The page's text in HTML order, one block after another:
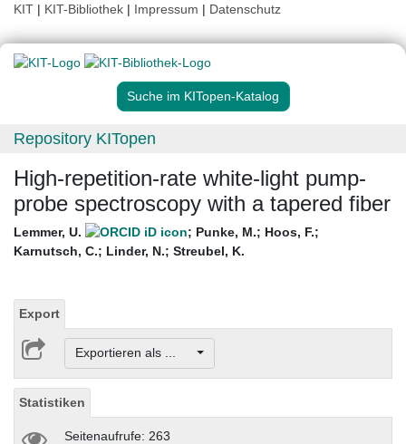
KIT | KIT-Bibliothek | Impressum | Datenschutz
Suche im KITopen-Katalog
Repository KITopen
High-repetition-rate white-light pump-
probe spectroscopy with a tapered fiber
Lemmer, U. ; Punke, M.; Hoos, F.;
Karnutsch, C.; Linder, N.; Streubel, K.
Export
Exportieren als ...
Statistiken
Seitenaufrufe: 263